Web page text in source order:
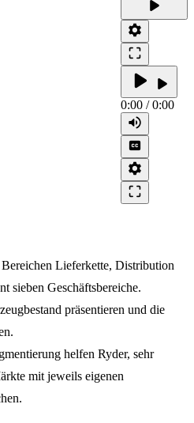
play_arrow
settings
crop_free
play_arrow play_arrow
0:00/0:00
volume_up
closed_caption
settings
crop_free
Lieferkette, Distribution
sieben Geschäftsbereiche.
präsentieren und die
helfen Ryder, sehr
mit jeweils eigenen